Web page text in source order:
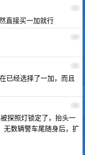
33
直接买一加就行
34
35
已经选择了一加，而且
36
探照灯锁定了，抬头一
无数辆警车尾随身后，扩